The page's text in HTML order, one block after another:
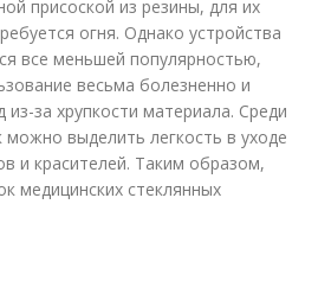
присоской из резины, для их
огня. Однако устройства
все меньшей популярностью,
весьма болезненно и
за хрупкости материала. Среди
можно выделить легкость в уходе
и красителей. Таким образом,
медицинских стеклянных